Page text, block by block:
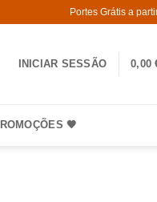
Portes Grátis a
INICIAR SESSÃO 0,00
🧡